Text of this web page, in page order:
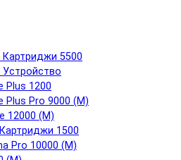
Картриджи 5500
Устройство
Plus 1200
Plus Pro 9000 (М)
12000 (М)
Картриджи 1500
Pro 10000 (М)